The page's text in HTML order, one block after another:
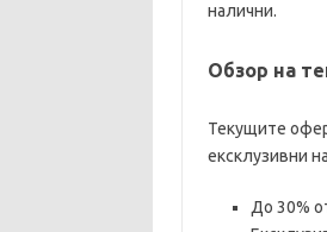
налични.
Обзор на
Текущите
ексклузивни
До 30%